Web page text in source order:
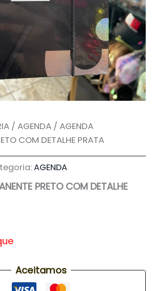
/ AGENDA / AGENDA
COM DETALHE PRATA
AGENDA
PRETO COM DETALHE
Aceitamos